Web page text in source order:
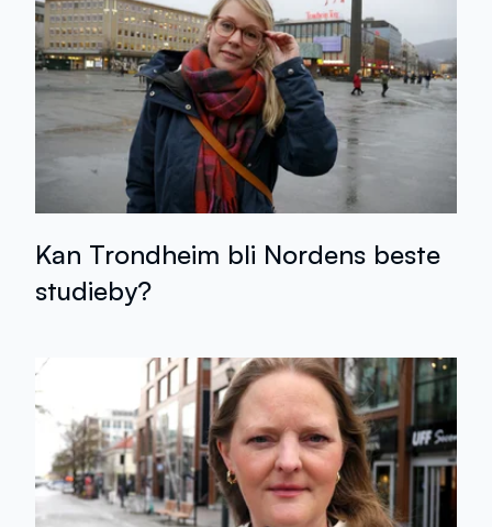
Kan Trondheim bli Nordens beste
studieby?